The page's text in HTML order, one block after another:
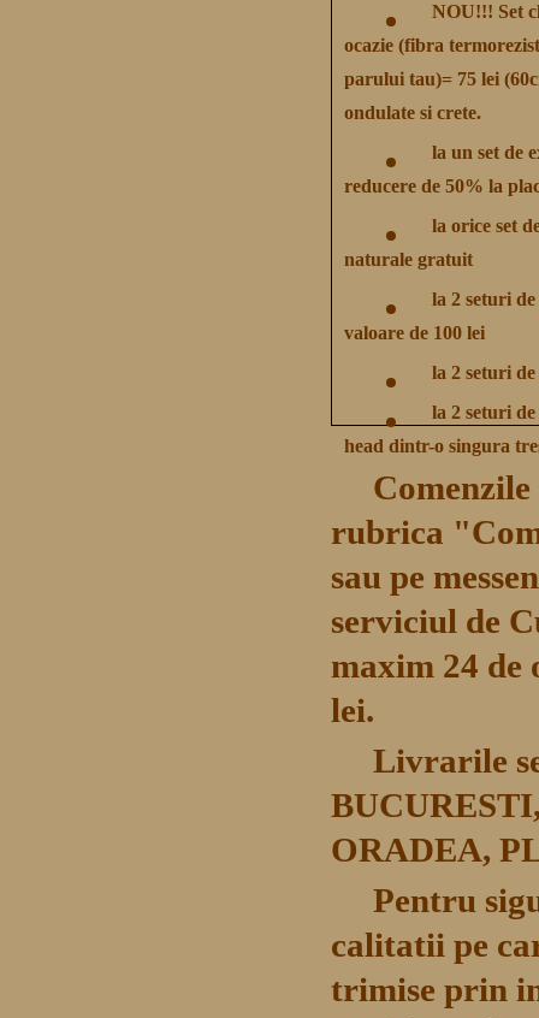
NOU!!! Set
ocazie (fibra
parului tau)= 75 lei
ondulate si crete.
la un set de
reducere de 50% la
la orice set
naturale gratuit
la 2 seturi
valoare de 100 lei
la 2 seturi
la 2 seturi
head dintr-o singura
rubrica
sau pe
serviciul de
maxim 24 de
lei.
Livrarile
ORADEA,
Pentru
calitatii pe
trimise prin